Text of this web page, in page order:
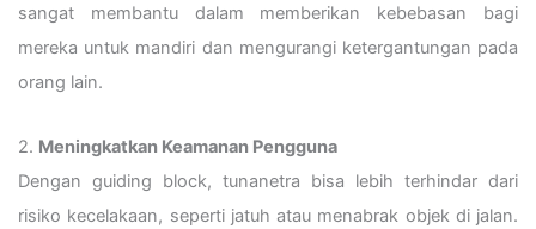
sangat membantu dalam memberikan kebebasan bagi
mereka untuk mandiri dan mengurangi ketergantungan pada
orang lain.
2. Meningkatkan Keamanan Pengguna
Dengan guiding block, tunanetra bisa lebih terhindar dari
risiko kecelakaan, seperti jatuh atau menabrak objek di jalan.